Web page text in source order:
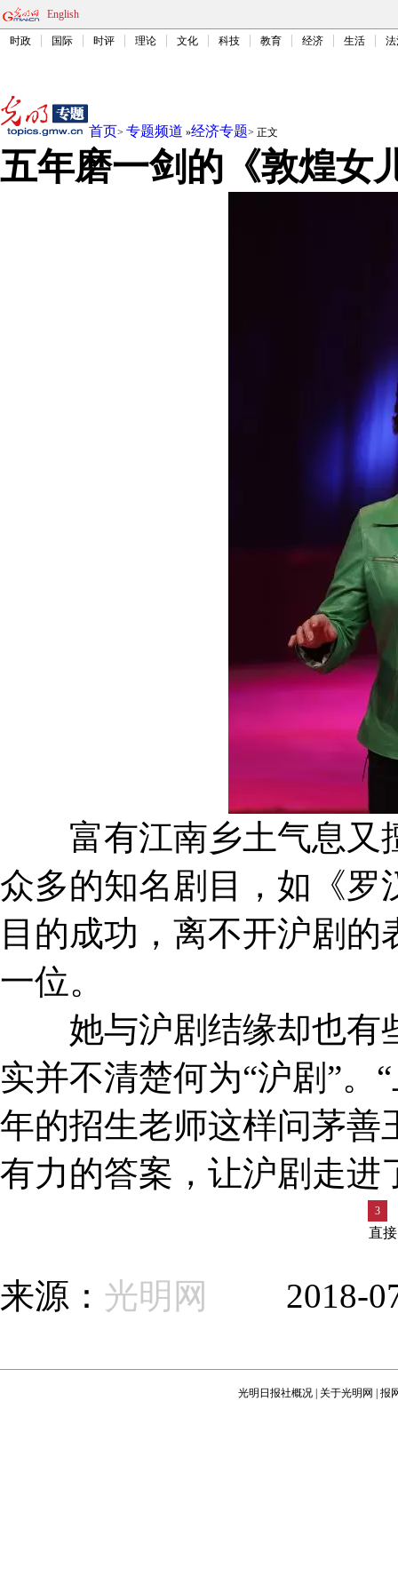
English
时政 国际 时评 理论 文化 科技 教育 经济 生活
首页> 专题频道 »经济专题> 正文
五年磨一剑的《敦煌女
富有江南乡土气息又
众多的知名剧目， 如《罗
目的成功， 离不开沪剧的
一位。
她与沪剧结缘却也有
实并不清楚何为“沪剧”。
年的招生老师这样问茅善
有力的答案， 让沪剧走进
3
直
来源： 光明网 2018-
光明日报社概况 关于光明网 报